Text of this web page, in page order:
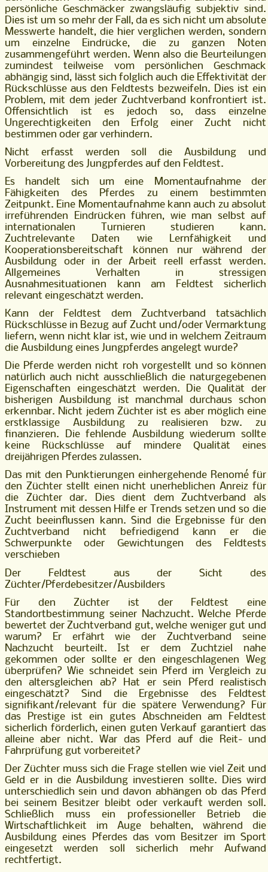
persönliche Geschmäcker zwangsläufig subjektiv sind.
Dies ist um so mehr der Fall, da es sich nicht um absolute
Messwerte handelt, die hier verglichen werden, sondern
um einzelne Eindrücke, die zu ganzen Noten
zusammengeführt werden. Wenn also die Beurteilungen
zumindest teilweise vom persönlichen Geschmack
abhängig sind, lässt sich folglich auch die Effektivität der
Rückschlüsse aus den Feldtests bezweifeln. Dies ist ein
Problem, mit dem jeder Zuchtverband konfrontiert ist.
Offensichtlich ist es jedoch so, dass einzelne
Ungerechtigkeiten den Erfolg einer Zucht nicht
bestimmen oder gar verhindern.
Nicht erfasst werden soll die Ausbildung und
Vorbereitung des Jungpferdes auf den Feldtest.
Es handelt sich um eine Momentaufnahme der
Fähigkeiten des Pferdes zu einem bestimmten
Zeitpunkt. Eine Momentaufnahme kann auch zu absolut
irreführenden Eindrücken führen, wie man selbst auf
internationalen Turnieren studieren kann.
Zuchtrelevante Daten wie Lernfähigkeit und
Kooperationsbereitschaft können nur während der
Ausbildung oder in der Arbeit reell erfasst werden.
Allgemeines Verhalten in stressigen
Ausnahmesituationen kann am Feldtest sicherlich
relevant eingeschätzt werden.
Kann der Feldtest dem Zuchtverband tatsächlich
Rückschlüsse in Bezug auf Zucht und/oder Vermarktung
liefern, wenn nicht klar ist, wie und in welchem Zeitraum
die Ausbildung eines Jungpferdes angelegt wurde?
Die Pferde werden nicht roh vorgestellt und so können
natürlich auch nicht ausschließlich die naturgegebenen
Eigenschaften eingeschätzt werden. Die Qualität der
bisherigen Ausbildung ist manchmal durchaus schon
erkennbar. Nicht jedem Züchter ist es aber möglich eine
erstklassige Ausbildung zu realisieren bzw. zu
finanzieren. Die fehlende Ausbildung wiederum sollte
keine Rückschlüsse auf mindere Qualität eines
dreijährigen Pferdes zulassen.
Das mit den Punktierungen einhergehende Renomé für
den Züchter stellt einen nicht unerheblichen Anreiz für
die Züchter dar. Dies dient dem Zuchtverband als
Instrument mit dessen Hilfe er Trends setzen und so die
Zucht beeinflussen kann. Sind die Ergebnisse für den
Zuchtverband nicht befriedigend kann er die
Schwerpunkte oder Gewichtungen des Feldtests
verschieben
Der Feldtest aus der Sicht des
Züchter/Pferdebesitzer/Ausbilders
Für den Züchter ist der Feldtest eine
Standortbestimmung seiner Nachzucht. Welche Pferde
bewertet der Zuchtverband gut, welche weniger gut und
warum? Er erfährt wie der Zuchtverband seine
Nachzucht beurteilt. Ist er dem Zuchtziel nahe
gekommen oder sollte er den eingeschlagenen Weg
überprüfen? Wie schneidet sein Pferd im Vergleich zu
den altersgleichen ab? Hat er sein Pferd realistisch
eingeschätzt? Sind die Ergebnisse des Feldtest
signifikant/relevant für die spätere Verwendung? Für
das Prestige ist ein gutes Abschneiden am Feldtest
sicherlich förderlich, einen guten Verkauf garantiert das
alleine aber nicht. War das Pferd auf die Reit- und
Fahrprüfung gut vorbereitet?
Der Züchter muss sich die Frage stellen wie viel Zeit und
Geld er in die Ausbildung investieren sollte. Dies wird
unterschiedlich sein und davon abhängen ob das Pferd
bei seinem Besitzer bleibt oder verkauft werden soll.
Schließlich muss ein professioneller Betrieb die
Wirtschaftlichkeit im Auge behalten, während die
Ausbildung eines Pferdes das vom Besitzer im Sport
eingesetzt werden soll sicherlich mehr Aufwand
rechtfertigt.